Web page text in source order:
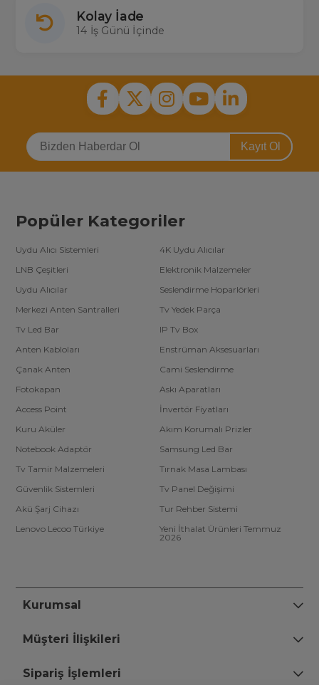
Kolay İade
14 İş Günü İçinde
Kayıt Ol
Popüler Kategoriler
Uydu Alıcı Sistemleri
4K Uydu Alıcılar
LNB Çeşitleri
Elektronik Malzemeler
Uydu Alıcılar
Seslendirme Hoparlörleri
Merkezi Anten Santralleri
Tv Yedek Parça
Tv Led Bar
IP Tv Box
Anten Kabloları
Enstrüman Aksesuarları
Çanak Anten
Cami Seslendirme
Fotokapan
Askı Aparatları
Access Point
İnvertör Fiyatları
Kuru Aküler
Akım Korumalı Prizler
Notebook Adaptör
Samsung Led Bar
Tv Tamir Malzemeleri
Tırnak Masa Lambası
Güvenlik Sistemleri
Tv Panel Değişimi
Akü Şarj Cihazı
Tur Rehber Sistemi
Lenovo Lecoo Türkiye
Yeni İthalat Ürünleri Temmuz
2026
Kurumsal
Müşteri İlişkileri
Sipariş İşlemleri